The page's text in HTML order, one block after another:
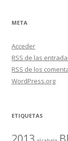
META
Acceder
RSS de las
RSS de los
WordPress.org
ETIQUETAS